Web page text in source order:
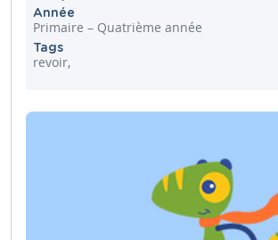
Année
Primaire – Quatrième année
Tags
revoir,